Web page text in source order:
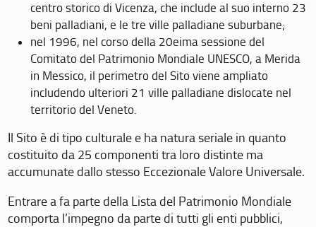
centro storico di Vicenza, che include al suo interno 23
beni palladiani, e le tre ville palladiane suburbane;
nel 1996, nel corso della 20eima sessione del
Comitato del Patrimonio Mondiale UNESCO, a Merida
in Messico, il perimetro del Sito viene ampliato
includendo ulteriori 21 ville palladiane dislocate nel
territorio del Veneto.
Il Sito è di tipo culturale e ha natura seriale in quanto
costituito da 25 componenti tra loro distinte ma
accumunate dallo stesso Eccezionale Valore Universale.
Entrare a fa parte della Lista del Patrimonio Mondiale
comporta l’impegno da parte di tutti gli enti pubblici,